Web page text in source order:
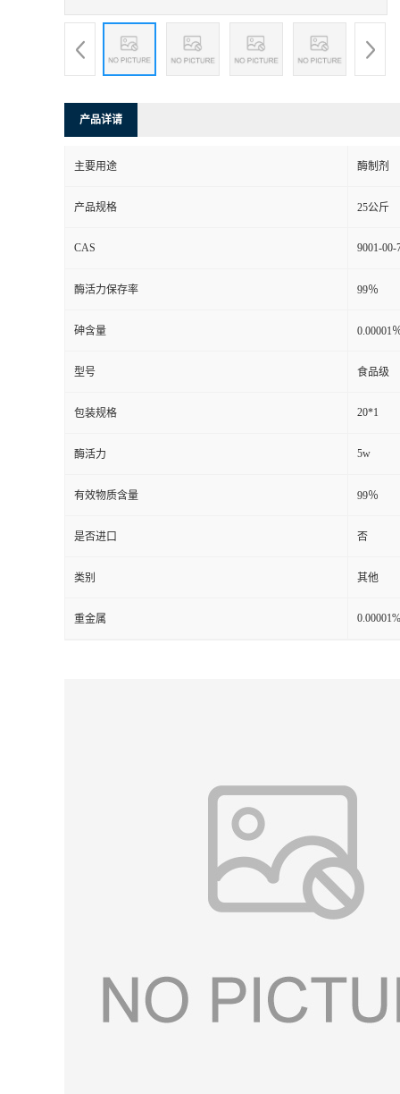
产品详请
主要用途 酶制剂
产品规格 25公斤
CAS 9001-00-
酶活力保存率 99％
砷含量 0.00001
型号 食品级
包装规格 20*1
酶活力 5w
有效物质含量 99％
是否进口 否
类别 其他
重金属 0.00001%